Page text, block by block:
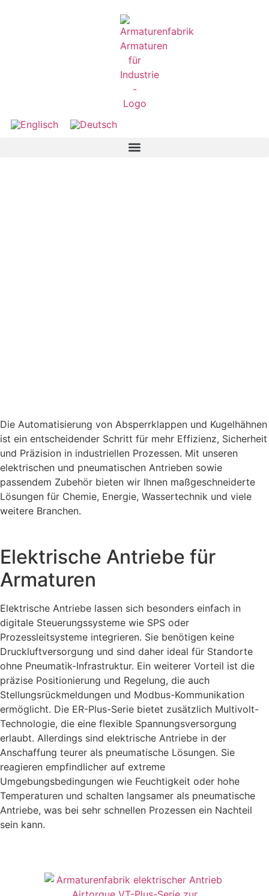
Die Automatisierung von Absperrklappen und Kugelhähnen
ist ein entscheidender Schritt für mehr Effizienz, Sicherheit
und Präzision in industriellen Prozessen. Mit unseren
elektrischen und pneumatischen Antrieben sowie
passendem Zubehör bieten wir Ihnen maßgeschneiderte
Lösungen für Chemie, Energie, Wassertechnik und viele
weitere Branchen.
Elektrische Antriebe für
Armaturen
Elektrische Antriebe lassen sich besonders einfach in
digitale Steuerungssysteme wie SPS oder
Prozessleitsysteme integrieren. Sie benötigen keine
Druckluftversorgung und sind daher ideal für Standorte
ohne Pneumatik-Infrastruktur. Ein weiterer Vorteil ist die
präzise Positionierung und Regelung, die auch
Stellungsrückmeldungen und Modbus-Kommunikation
ermöglicht. Die ER-Plus-Serie bietet zusätzlich Multivolt-
Technologie, die eine flexible Spannungsversorgung
erlaubt. Allerdings sind elektrische Antriebe in der
Anschaffung teurer als pneumatische Lösungen. Sie
reagieren empfindlicher auf extreme
Umgebungsbedingungen wie Feuchtigkeit oder hohe
Temperaturen und schalten langsamer als pneumatische
Antriebe, was bei sehr schnellen Prozessen ein Nachteil
sein kann.